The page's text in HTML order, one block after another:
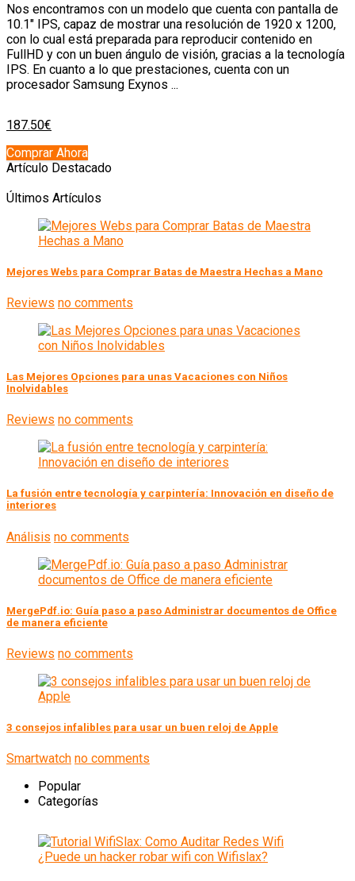
Nos encontramos con un modelo que cuenta con pantalla de
10.1″ IPS, capaz de mostrar una resolución de 1920 x 1200,
con lo cual está preparada para reproducir contenido en
FullHD y con un buen ángulo de visión, gracias a la tecnología
IPS. En cuanto a lo que prestaciones, cuenta con un
procesador Samsung Exynos ...
187.50€
Comprar Ahora
Artículo Destacado
Últimos Artículos
Mejores Webs para Comprar Batas de Maestra Hechas a Mano
Reviews no comments
Las Mejores Opciones para unas Vacaciones con Niños
Inolvidables
Reviews no comments
La fusión entre tecnología y carpintería: Innovación en diseño de
interiores
Análisis no comments
MergePdf.io: Guía paso a paso Administrar documentos de Office
de manera eficiente
Reviews no comments
3 consejos infalibles para usar un buen reloj de Apple
Smartwatch no comments
Popular
Categorías